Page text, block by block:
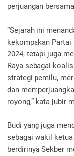
perjuangan
“Sejarah ini
kekompakan Partai
2024, tetapi juga
Raya sebagai
strategi pemilu,
dan
royong,” kata jubir
Budi yang juga
sebagai wakil ketua
berdirinya Sekber